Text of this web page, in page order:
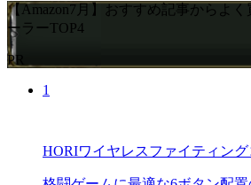
【Amazon7月】おすすめ記事からよ
ーラーTOP4
PR
1
HORIワイヤレスファイティン